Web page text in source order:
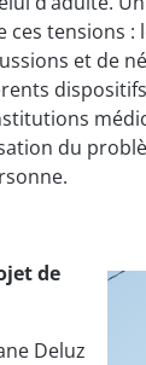
tensions :
et de
du
de
Deluz